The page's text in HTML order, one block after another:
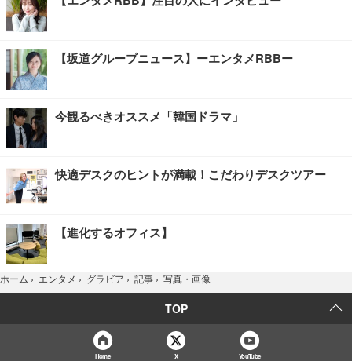
【坂道グループニュース】ーエンタメRBBー
今観るべきオススメ「韓国ドラマ」
快適デスクのヒントが満載！こだわりデスクツアー
【進化するオフィス】
ホーム › エンタメ › グラビア › 記事 › 写真・画像
TOP
Home X YouTube